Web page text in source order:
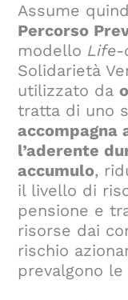
Assume
Percorso
modello Life-
Solidarietà
utilizzato da
tratta di uno
accompagna
l’aderente
accumulo,
il livello di
pensione e
risorse dai
rischio
prevalgono